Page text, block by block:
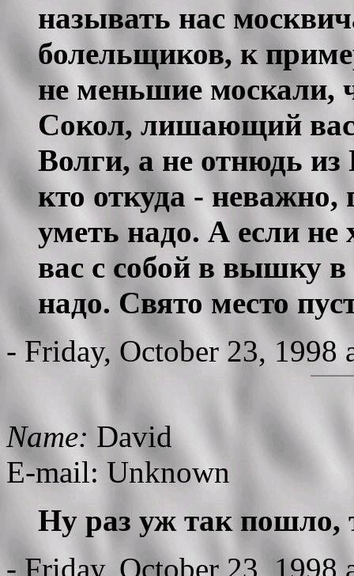
называть нас
болельщиков, к
не меньшие
Сокол, лишающий
Волги, а не отнюдь
кто откуда - неважно,
уметь надо. А если
вас с собой в вышку
надо. Свято место
- Friday, October 23, 1998
Name: David
E-mail: Unknown
Ну раз уж так пошло,
- Friday, October 23, 1998